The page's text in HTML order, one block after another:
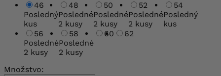
46
Posledný
kus
48
Posledné
2 kusy
50
Posledné
2 kusy
52
Posledné
2 kusy
54
Posledný
kus
56
Posledné
2 kusy
58
Posledné
2 kusy
60 62
Množstvo: